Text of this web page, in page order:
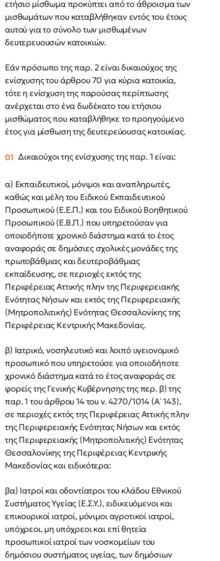
ετήσιο μίσθωμα προκύπτει από το άθροισμα των
μισθωμάτων που καταβλήθηκαν εντός του έτους
αυτού για το σύνολο των μισθωμένων
δευτερευουσών κατοικιών.
Εάν πρόσωπο της παρ. 2 είναι δικαιούχος της
ενίσχυσης του άρθρου 70 για κύρια κατοικία,
τότε η ενίσχυση της παρούσας περίπτωσης
ανέρχεται στο ένα δωδέκατο του ετήσιου
μισθώματος που καταβλήθηκε το προηγούμενο
έτος για μίσθωση της δευτερεύουσας κατοικίας.
Δικαιούχοι της ενίσχυσης της παρ. 1 είναι:
α) Εκπαιδευτικοί, μόνιμοι και αναπληρωτές,
καθώς και μέλη του Ειδικού Εκπαιδευτικού
Προσωπικού (Ε.Ε.Π.) και του Ειδικού Βοηθητικού
Προσωπικού (Ε.Β.Π.) που υπηρετούσαν για
οποιοδήποτε χρονικό διάστημα κατά το έτος
αναφοράς σε δημόσιες σχολικές μονάδες της
πρωτοβάθμιας και δευτεροβάθμιας
εκπαίδευσης, σε περιοχές εκτός της
Περιφέρειας Αττικής πλην της Περιφερειακής
Ενότητας Νήσων και εκτός της Περιφερειακής
(Μητροπολιτικής) Ενότητας Θεσσαλονίκης της
Περιφέρειας Κεντρικής Μακεδονίας.
β) Ιατρικό, νοσηλευτικό και λοιπό υγειονομικό
προσωπικό που υπηρετούσε για οποιοδήποτε
χρονικό διάστημα κατά το έτος αναφοράς σε
φορείς της Γενικής Κυβέρνησης της περ. β) της
παρ. 1 του άρθρου 14 του ν. 4270/1014 (Α΄ 143),
σε περιοχές εκτός της Περιφέρειας Αττικής πλην
της Περιφερειακής Ενότητας Νήσων και εκτός
της Περιφερειακής (Μητροπολιτικής) Ενότητας
Θεσσαλονίκης της Περιφέρειας Κεντρικής
Μακεδονίας και ειδικότερα:
βα) Ιατροί και οδοντίατροι του κλάδου Εθνικού
Συστήματος Υγείας (Ε.Σ.Υ.), ειδικευόμενοι και
επικουρικοί ιατροί, μόνιμοι αγροτικοί ιατροί,
υπόχρεοι, μη υπόχρεοι και επί θητεία
προσωπικοί ιατροί των νοσκομείων του
δημόσιου συστήματος υγείας, των δημόσιων